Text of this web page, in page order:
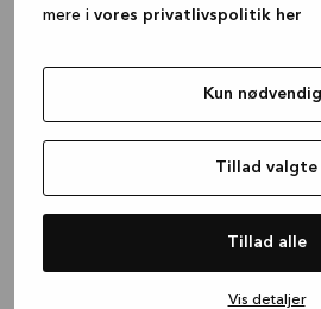
mere i vores privatlivspolitik her
Kun
Tillad valgte
Tillad alle
Vis detaljer
(see the
information).